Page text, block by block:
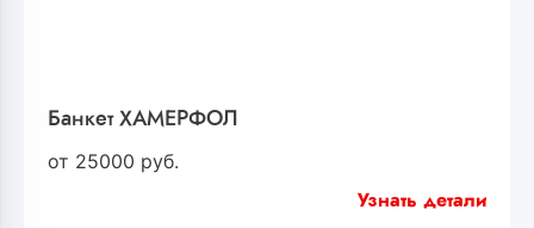
Банкет ХАМЕРФОЛ
от 25000 руб.
Узнать детали